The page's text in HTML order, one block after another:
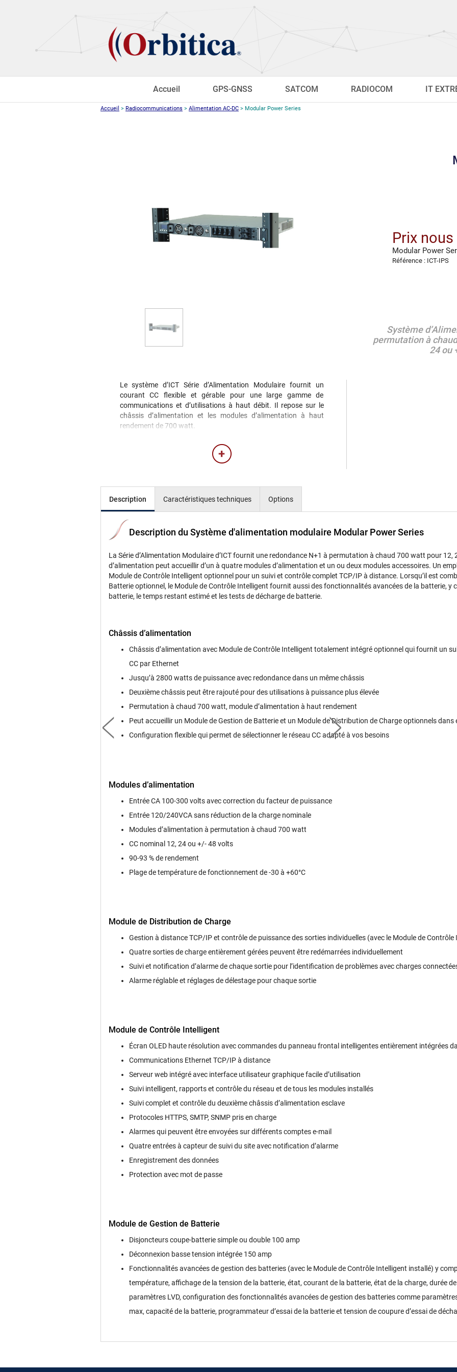
Accueil GPS-GNSS SATCOM RADIOCOM IT
Accueil > Radiocommunications > Alimentation AC-DC > Modular Power Series
Prix
Modular Power
Référence : ICT-IPS
Système
permutation à
24 ou
Le système dʼICT Série dʼAlimentation Modulaire fournit un
courant CC flexible et gérable pour une large gamme de
communications et dʼutilisations à haut débit. Il repose sur le
châssis dʼalimentation et les modules dʼalimentation à haut
rendement de 700 watt.
Description Caractéristiques techniques Options
Description du Système d'alimentation modulaire Modular Power Series
La Série dʼAlimentation Modulaire dʼICT fournit une redondance N+1 à permutation à chaud 700 watt pour 12,
dʼalimentation peut accueillir dʼun à quatre modules dʼalimentation et un ou deux modules accessoires. Un
Module de Contrôle Intelligent optionnel pour un suivi et contrôle complet TCP/IP à distance. Lorsquʼil est
Batterie optionnel, le Module de Contrôle Intelligent fournit aussi des fonctionnalités avancées de la batterie, y
batterie, le temps restant estimé et les tests de décharge de batterie.
Châssis dʼalimentation
Châssis dʼalimentation avec Module de Contrôle Intelligent totalement intégré optionnel qui fournit un
CC par Ethernet
Jusquʼà 2800 watts de puissance avec redondance dans un même châssis
Deuxième châssis peut être rajouté pour des utilisations à puissance plus élevée
Permutation à chaud 700 watt, module dʼalimentation à haut rendement
Peut accueillir un Module de Gestion de Batterie et un Module de Distribution de Charge optionnels dans
Configuration flexible qui permet de sélectionner le réseau CC adapté à vos besoins
Modules dʼalimentation
Entrée CA 100-300 volts avec correction du facteur de puissance
Entrée 120/240VCA sans réduction de la charge nominale
Modules dʼalimentation à permutation à chaud 700 watt
CC nominal 12, 24 ou +/- 48 volts
90-93 % de rendement
Plage de température de fonctionnement de -30 à +60°C
Module de Distribution de Charge
Gestion à distance TCP/IP et contrôle de puissance des sorties individuelles (avec le Module de
Quatre sorties de charge entièrement gérées peuvent être redémarrées individuellement
Suivi et notification dʼalarme de chaque sortie pour lʼidentification de problèmes avec charges
Alarme réglable et réglages de délestage pour chaque sortie
Module de Contrôle Intelligent
Écran OLED haute résolution avec commandes du panneau frontal intelligentes entièrement intégrées
Communications Ethernet TCP/IP à distance
Serveur web intégré avec interface utilisateur graphique facile dʼutilisation
Suivi intelligent, rapports et contrôle du réseau et de tous les modules installés
Suivi complet et contrôle du deuxième châssis dʼalimentation esclave
Protocoles HTTPS, SMTP, SNMP pris en charge
Alarmes qui peuvent être envoyées sur différents comptes e-mail
Quatre entrées à capteur de suivi du site avec notification dʼalarme
Enregistrement des données
Protection avec mot de passe
Module de Gestion de Batterie
Disjoncteurs coupe-batterie simple ou double 100 amp
Déconnexion basse tension intégrée 150 amp
Fonctionnalités avancées de gestion des batteries (avec le Module de Contrôle Intelligent installé) y
température, affichage de la tension de la batterie, état, courant de la batterie, état de la charge, durée
paramètres LVD, configuration des fonctionnalités avancées de gestion des batteries comme
max, capacité de la batterie, programmateur dʼessai de la batterie et tension de coupure dʼessai de